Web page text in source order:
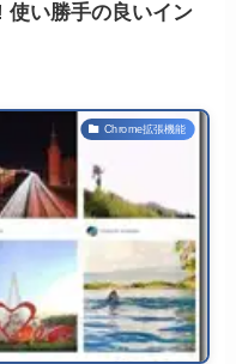
使い勝手の良いイン
Chrome拡張機能